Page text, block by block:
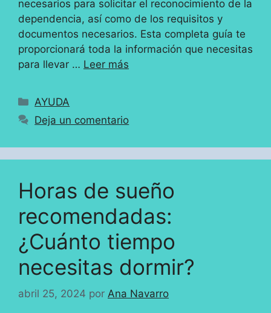
necesarios para solicitar el reconocimiento de la
dependencia, así como de los requisitos y
documentos necesarios. Esta completa guía te
proporcionará toda la información que necesitas
para llevar … Leer más
Categorías
AYUDA
Deja un comentario
Horas de sueño
recomendadas:
¿Cuánto tiempo
necesitas dormir?
abril 25, 2024 por Ana Navarro